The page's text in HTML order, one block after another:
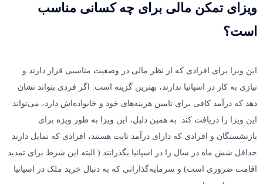
i
d
s
h
ویزای تمکن مالی برای چه کسانی مناسب
است؟
این ویزا برای افرادی که از نظر مالی در وضعیت مناسبی قرار دارند و
نیازی به کار در اسپانیا ندارند، بهترین گزینه است. اگر فردی بتواند نشان
دهد که درآمد کافی برای تامین هزینه‌های خود و خانواده‌اش دارد، می‌تواند
این ویزا را دریافت کند. به همین دلیل، این ویزا به طور ویژه برای
بازنشستگان و افرادی که دارای درآمد ثابت هستند، افرادی که تمایل دارند
حداقل شش ماه در سال را در اسپانیا بگذرانند ( البته این شرط برای تمدید
اقامت ضروری است) و سرمایه‌گذارانی که به دنبال خرید ملک در اسپانیا